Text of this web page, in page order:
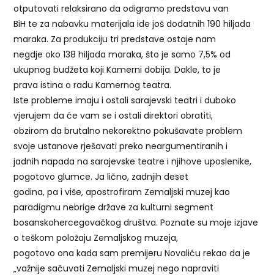
otputovati relaksirano da odigramo predstavu van
BiH te za nabavku materijala ide još dodatnih 190 hiljada
maraka. Za produkciju tri predstave ostaje nam
negdje oko 138 hiljada maraka, što je samo 7,5% od
ukupnog budžeta koji Kamerni dobija. Dakle, to je
prava istina o radu Kamernog teatra.
Iste probleme imaju i ostali sarajevski teatri i duboko
vjerujem da će vam se i ostali direktori obratiti,
obzirom da brutalno nekorektno pokušavate problem
svoje ustanove rješavati preko neargumentiranih i
jadnih napada na sarajevske teatre i njihove uposlenike,
pogotovo glumce. Ja lično, zadnjih deset
godina, pa i više, apostrofiram Zemaljski muzej kao
paradigmu nebrige države za kulturni segment
bosanskohercegovačkog društva. Poznate su moje izjave
o teškom položaju Zemaljskog muzeja,
pogotovo ona kada sam premijeru Novaliću rekao da je
„važnije sačuvati Zemaljski muzej nego napraviti